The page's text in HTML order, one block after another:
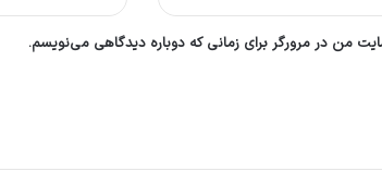
من در مرورگر برای زمانی که دوباره دیدگاهی می‌نویسم.